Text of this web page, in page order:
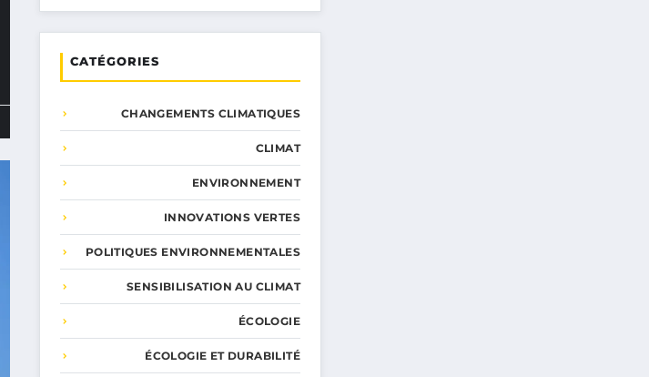
CATÉGORIES
CHANGEMENTS CLIMATIQUES
CLIMAT
ENVIRONNEMENT
INNOVATIONS VERTES
POLITIQUES ENVIRONNEMENTALES
SENSIBILISATION AU CLIMAT
ÉCOLOGIE
ÉCOLOGIE ET DURABILITÉ